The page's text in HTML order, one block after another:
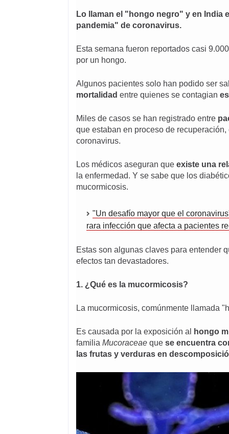
E
N
D
L
M
A
N
,
Lo llaman el "hongo negro" y en India
pandemia" de coronavirus.
Esta semana fueron reportados casi
por un hongo.
Algunos pacientes solo han podido ser
mortalidad entre quienes se contagian
Miles de casos se han registrado entre
que estaban en proceso de
coronavirus.
Los médicos aseguran que existe una
la enfermedad. Y se sabe que los
mucormicosis.
"Un desafío mayor que el
rara infección que afecta a pacientes
Estas son algunas claves para entender
efectos tan devastadores.
1. ¿Qué es la mucormicosis?
La mucormicosis, comúnmente llamada
Es causada por la exposición al hongo
familia Mucoraceae que se encuentra
las frutas y verduras en